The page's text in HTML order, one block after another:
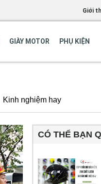
Giới
GIÀY MOTOR PHỤ KIỆN
Kinh nghiệm hay
CÓ THỂ BẠN